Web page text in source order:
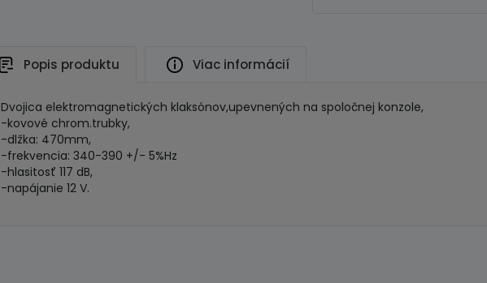
Popis produktu Viac informácií
Dvojica elektromagnetických klaksónov,upevnených na spoločnej konzole,
-kovové chrom.trubky,
-dlžka: 470mm,
-frekvencia: 340-390 +/- 5%Hz
-hlasitosť 117 dB,
-napájanie 12 V.